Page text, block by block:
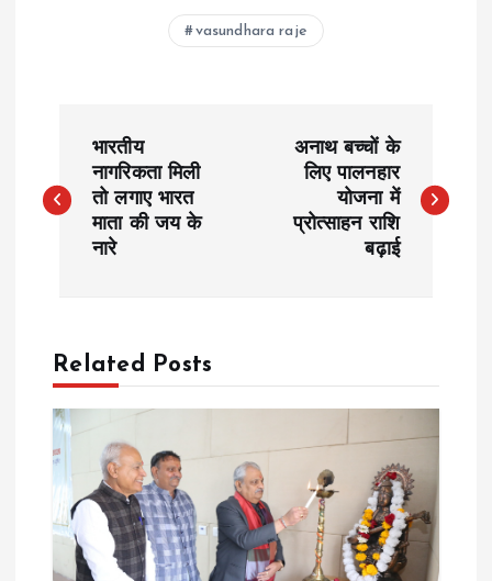
vasundhara raje
o
n
a
v
g
भारतीय
नागरिकता मिली
तो लगाए भारत
माता की जय के
नारे
अनाथ बच्चों के
लिए पालनहार
योजना में
प्रोत्साहन राशि
बढ़ाई
Related Posts